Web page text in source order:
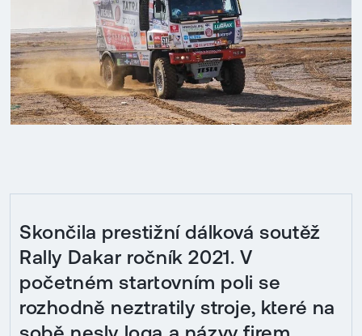
Skončila prestižní dálková soutěž
Rally Dakar ročník 2021. V
početném startovním poli se
rozhodně neztratily stroje, které na